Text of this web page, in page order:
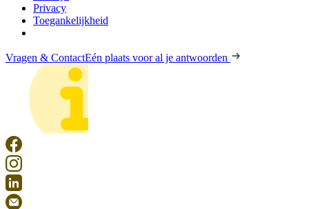
Privacy
Toegankelijkheid
Vragen & ContactEén plaats voor al je antwoorden